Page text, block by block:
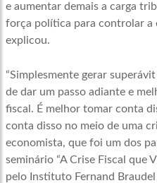
e aumentar demais a carga
força política para controlar a
explicou.
“Simplesmente gerar
de dar um passo adiante e
fiscal. É melhor tomar conta
conta disso no meio de uma
economista, que foi um dos
seminário “A Crise Fiscal que
pelo Instituto Fernand